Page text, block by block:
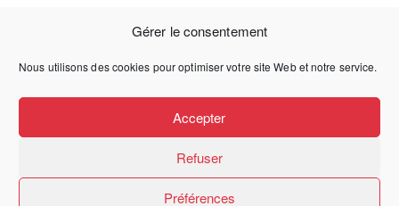
Gérer le consentement
Nous utilisons des cookies pour optimiser votre site Web et notre service.
Accepter
Refuser
Préférences
© 2024 Éditions juridiques et techniques